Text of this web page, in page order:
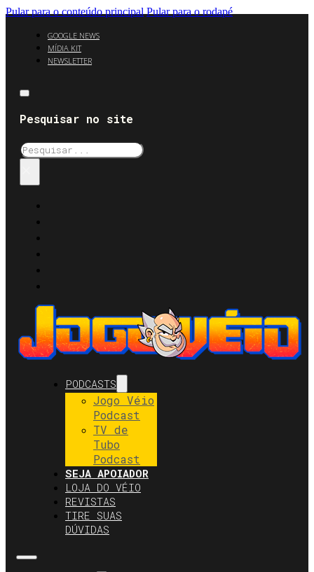
Pular para o conteúdo principal Pular para o rodapé
GOOGLE NEWS
MÍDIA KIT
NEWSLETTER
Pesquisar no site
Pesquisar
PODCASTS
Jogo Véio
Podcast
TV de
Tubo
Podcast
SEJA APOIADOR
LOJA DO VÉIO
REVISTAS
TIRE SUAS
DÚVIDAS